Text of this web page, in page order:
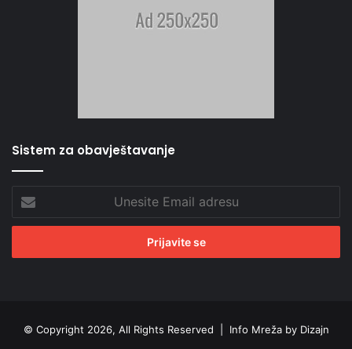
Sistem za obavještavanje
Email
adresu
© Copyright 2026, All Rights Reserved | Info Mreža by Dizajn